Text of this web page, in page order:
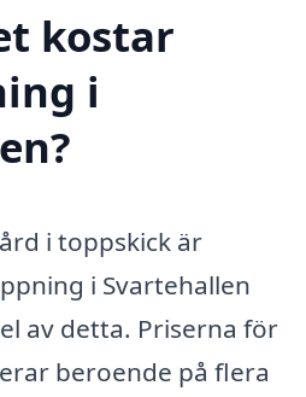
kostar
i
i toppskick är
i Svartehallen
av detta. Priserna för
beroende på flera